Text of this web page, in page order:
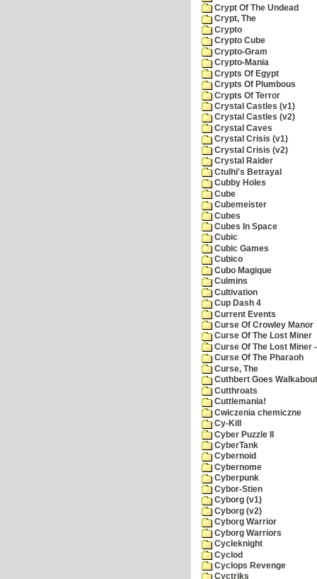
Crypt Of The Undead
Crypt, The
Crypto
Crypto Cube
Crypto-Gram
Crypto-Mania
Crypts Of Egypt
Crypts Of Plumbous
Crypts Of Terror
Crystal Castles (v1)
Crystal Castles (v2)
Crystal Caves
Crystal Crisis (v1)
Crystal Crisis (v2)
Crystal Raider
Ctulhi's Betrayal
Cubby Holes
Cube
Cubemeister
Cubes
Cubes In Space
Cubic
Cubic Games
Cubico
Cubo Magique
Culmins
Cultivation
Cup Dash 4
Current Events
Curse Of Crowley Manor
Curse Of The Lost Miner
Curse Of The Lost Miner
Curse Of The Pharaoh
Curse, The
Cuthbert Goes Walkabout
Cutthroats
Cuttlemania!
Cwiczenia chemiczne
Cy-Kill
Cyber Puzzle II
CyberTank
Cybernoid
Cybernome
Cyberpunk
Cybor-Stien
Cyborg (v1)
Cyborg (v2)
Cyborg Warrior
Cyborg Warriors
Cycleknight
Cyclod
Cyclops Revenge
Cyctriks